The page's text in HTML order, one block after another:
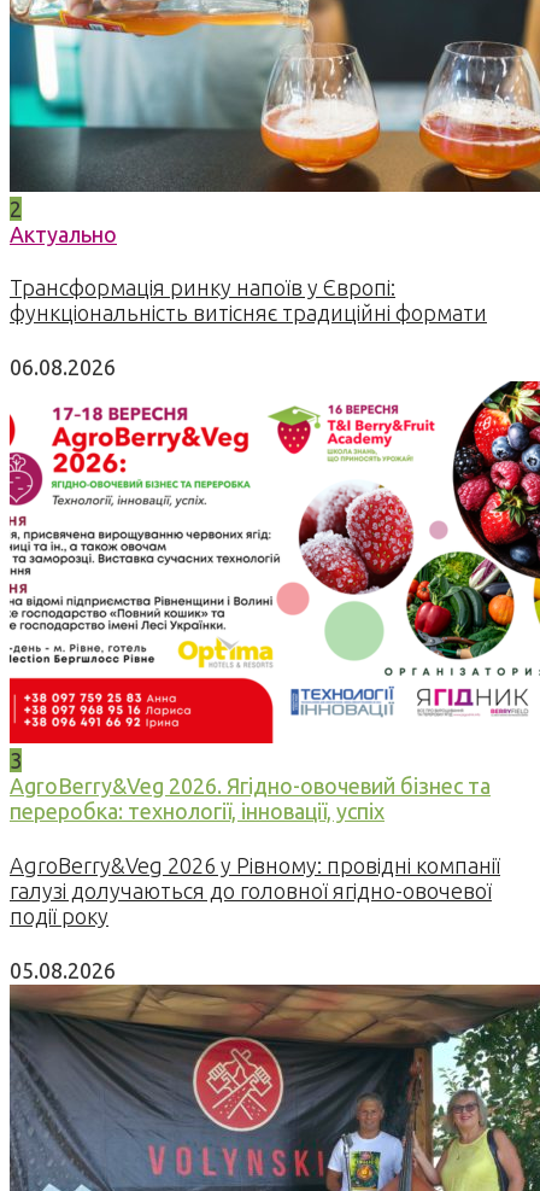
2
Актуально
Трансформація ринку напоїв у Європі:
функціональність витісняє традиційні формати
06.08.2026
3
AgroBerry&Veg 2026. Ягідно-овочевий бізнес та
переробка: технології, інновації, успіх
AgroBerry&Veg 2026 у Рівному: провідні компанії
галузі долучаються до головної ягідно-овочевої
події року
05.08.2026